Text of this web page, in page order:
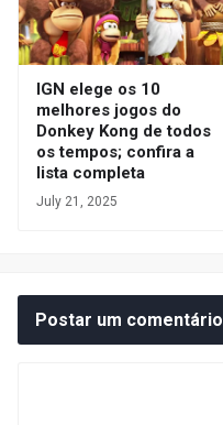
IGN elege os 10
melhores jogos do
Donkey Kong de todos
os tempos; confira a
lista completa
July 21, 2025
Postar um comentário